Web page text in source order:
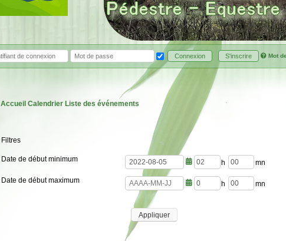
Connexion S'inscrire Mot
Accueil Calendrier Liste des événements
Filtres
Date de début minimum
e
u
i
n
Date de début maximum
Appliquer